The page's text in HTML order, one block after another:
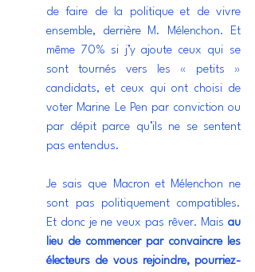
de faire de la politique et de vivre
ensemble, derrière M. Mélenchon. Et
même 70% si j’y ajoute ceux qui se
sont tournés vers les « petits »
candidats, et ceux qui ont choisi de
voter Marine Le Pen par conviction ou
par dépit parce qu’ils ne se sentent
pas entendus.
Je sais que Macron et Mélenchon ne
sont pas politiquement compatibles.
Et donc je ne veux pas rêver. Mais au
lieu de commencer par convaincre les
électeurs de vous rejoindre, pourriez-